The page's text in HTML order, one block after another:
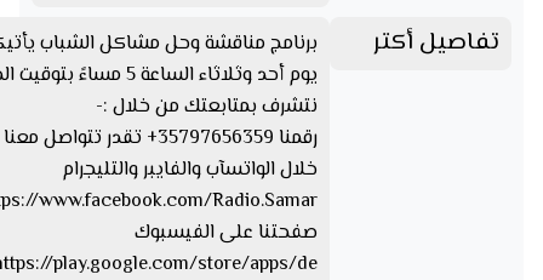
تفاصيل أكتر
برنامج مناقشة وحل مشاكل الشباب
يوم أحد وثلاثاء الساعة 5 مساءً بتوقيت الخرطوم
نتشرف بمتابعتك من خلال :-
رقمنا 35797656359+ تقدر تتواصل
خلال الواتسآب والفايبر والتليجرام
صفحتنا على الفيسبوك